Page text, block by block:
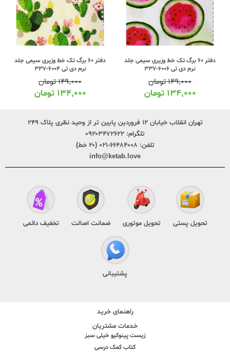
دفتر 60 برگ تک خط وزیری سیمی جلد
نرم دی تی 6006-337
۱۴۹,۰۰۰تومان
۱۳۴,۰۰۰ تومان
دفتر 60 برگ تک خط وزیری سیمی جلد
نرم دی تی 6004-337
۱۴۹,۰۰۰تومان
۱۳۴,۰۰۰ تومان
تهران انقلاب خیابان ۱۲ فروردین پایین تر از وحید نظری پلاک ۲۴۹
تلگرام: ۰۹۲۰۳۴۷۲۶۲۲
تلفن: ۶۶۴۸۴۰۰۸-۰۲۱ (۲۰ خط)
info@ketab.love
تحویل پستی تحویل موتوری ضمانت اصالت تخفیف دائمی
پشتیبانی
راهنمای خرید
خدمات مشتریان
زیست پینوکیو خیلی سبز
کتاب کمک درسی